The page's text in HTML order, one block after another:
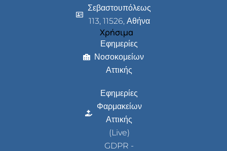
Σεβαστουπόλεως
113, 11526, Αθήνα
Χρήσιμα
Εφημερίες
Νοσοκομείων
Αττικής
Εφημερίες
Φαρμακείων
Αττικής
(Live)
GDPR -